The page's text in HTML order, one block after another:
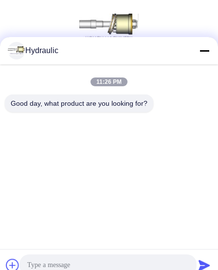
চীন ভাল মানের জলবাহী পাম্প যন্ত্রাংশ সরবরাহকারী. কপিরাইট © 2019-2026 HongLi
Hydraulic
11:26 PM
Good day, what product are you looking for?